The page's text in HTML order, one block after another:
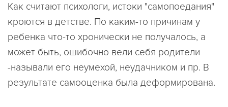
Как считают психологи, истоки "самопоедания"
кроются в детстве. По каким-то причинам у
ребенка что-то хронически не получалось, а
может быть, ошибочно вели себя родители
-называли его неумехой, неудачником и пр. В
результате самооценка была деформирована.